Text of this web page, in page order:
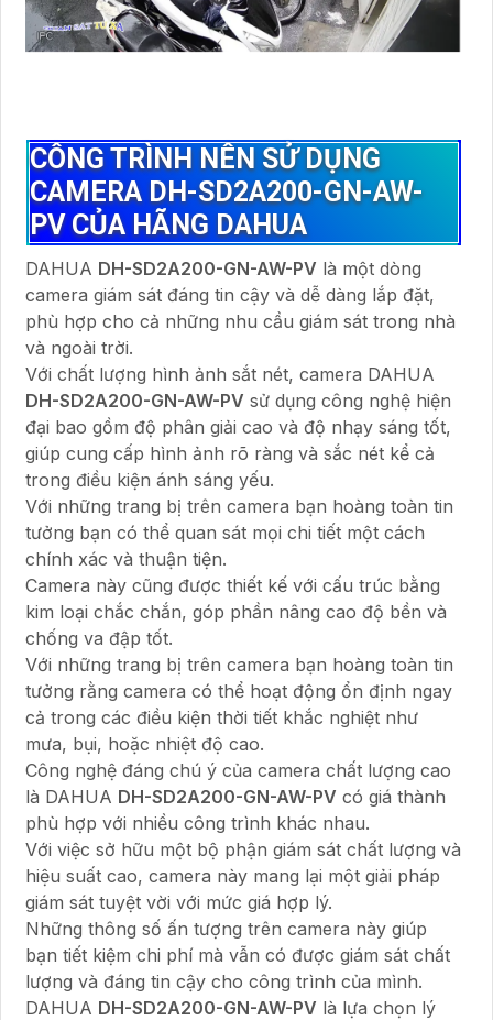
CÔNG TRÌNH NÊN SỬ DỤNG
CAMERA DH-SD2A200-GN-AW-
PV CỦA HÃNG DAHUA
DAHUA DH-SD2A200-GN-AW-PV là một dòng
camera giám sát đáng tin cậy và dễ dàng lắp đặt,
phù hợp cho cả những nhu cầu giám sát trong nhà
và ngoài trời.
Với chất lượng hình ảnh sắt nét, camera DAHUA
DH-SD2A200-GN-AW-PV sử dụng công nghệ hiện
đại bao gồm độ phân giải cao và độ nhạy sáng tốt,
giúp cung cấp hình ảnh rõ ràng và sắc nét kể cả
trong điều kiện ánh sáng yếu.
Với những trang bị trên camera bạn hoàng toàn tin
tưởng bạn có thể quan sát mọi chi tiết một cách
chính xác và thuận tiện.
Camera này cũng được thiết kế với cấu trúc bằng
kim loại chắc chắn, góp phần nâng cao độ bền và
chống va đập tốt.
Với những trang bị trên camera bạn hoàng toàn tin
tưởng rằng camera có thể hoạt động ổn định ngay
cả trong các điều kiện thời tiết khắc nghiệt như
mưa, bụi, hoặc nhiệt độ cao.
Công nghệ đáng chú ý của camera chất lượng cao
là DAHUA DH-SD2A200-GN-AW-PV có giá thành
phù hợp với nhiều công trình khác nhau.
Với việc sở hữu một bộ phận giám sát chất lượng và
hiệu suất cao, camera này mang lại một giải pháp
giám sát tuyệt vời với mức giá hợp lý.
Những thông số ấn tượng trên camera này giúp
bạn tiết kiệm chi phí mà vẫn có được giám sát chất
lượng và đáng tin cậy cho công trình của mình.
DAHUA DH-SD2A200-GN-AW-PV là lựa chọn lý